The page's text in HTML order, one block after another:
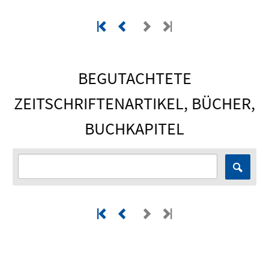
BEGUTACHTETE
ZEITSCHRIFTENARTIKEL, BÜCHER,
BUCHKAPITEL